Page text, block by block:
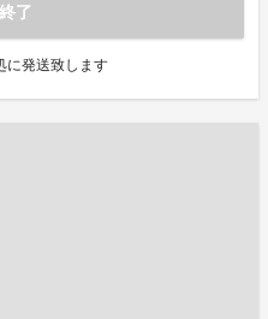
了
に発送致します